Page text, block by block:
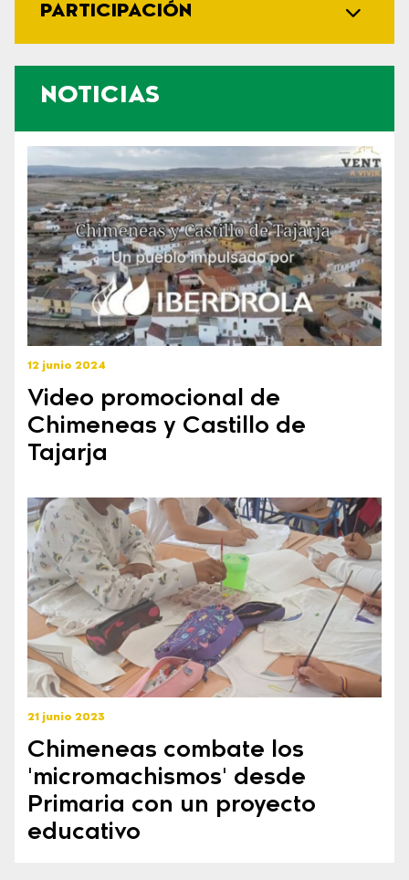
PARTICIPACIÓN
NOTICIAS
12 junio 2024
Video promocional de
Chimeneas y Castillo de
Tajarja
21 junio 2023
Chimeneas combate los
'micromachismos' desde
Primaria con un proyecto
educativo